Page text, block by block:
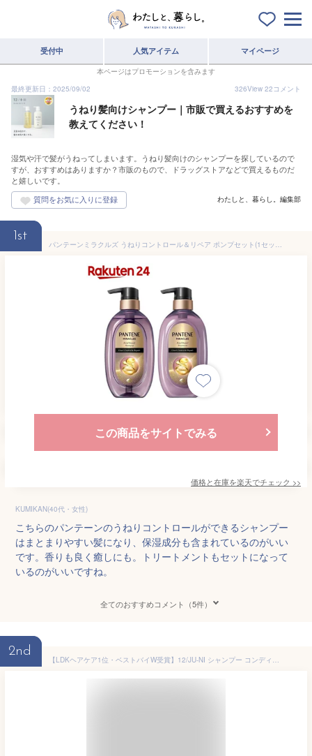
受付中 人気アイテム マイページ
本ページはプロモーションを含みます
最終更新日：2025/09/02
326View 22コメント
うねり髪向けシャンプー｜市販で買えるおすすめを
教えてください！
湿気や汗で髪がうねってしまいます。うねり髪向けのシャンプーを探しているので
すが、おすすめはありますか？市販のもので、ドラッグストアなどで買えるものだ
と嬉しいです。
わたしと、暮らし。編集部
1st
パンテーンミラクルズ うねりコントロール＆リペア ポンプセット(1セット)【PANTENE MIRACLES】
この商品をサイトでみる
価格と在庫を楽天でチェック >>
KUMIKAN(40代・女性)
こちらのパンテーンのうねりコントロールができるシャンプー
はまとまりやすい髪になり、保湿成分も含まれているのがいい
です。香りも良く癒しにも。トリートメントもセットになって
いるのがいいですね。
全てのおすすめコメント（5件）
2nd
【LDKヘアケア1位・ベストバイW受賞】12/JU-NI シャンプー コンディショナー ボトルセット / くせ毛 ヘアケア トリートメント ダメージ 補修 うねり 指通り まとまり 寝癖 枝毛 切れ毛 女性 アミノ酸シャンプー アミノ酸 頭皮 12シャンプー プレゼントにも【送料無料】